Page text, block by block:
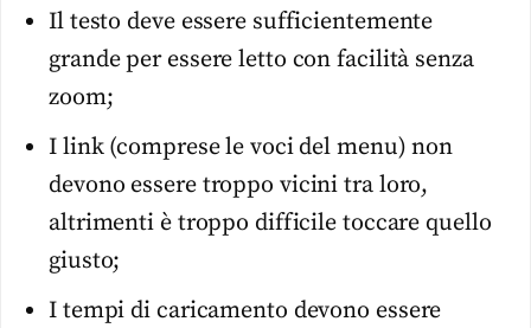
Il testo deve essere sufficientemente
grande per essere letto con facilità senza
zoom;
I link (comprese le voci del menu) non
devono essere troppo vicini tra loro,
altrimenti è troppo difficile toccare quello
giusto;
I tempi di caricamento devono essere